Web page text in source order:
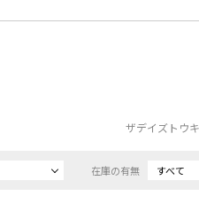
ザデイズトウ
在庫の有無 すべて